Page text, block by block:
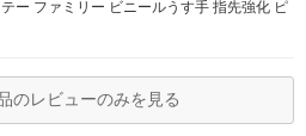
ー ファミリー ビニールうす手 指先強化 ピ
のレビューのみを見る